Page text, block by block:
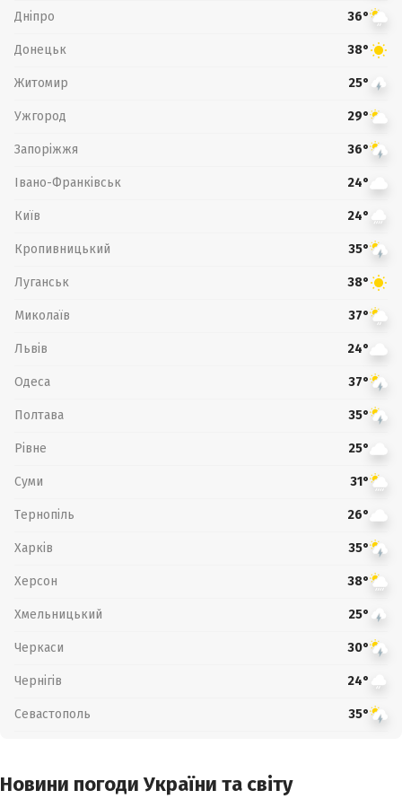
Дніпро 36°
Донецьк 38°
Житомир 25°
Ужгород 29°
Запоріжжя 36°
Івано-Франківськ 24°
Київ 24°
Кропивницький 35°
Луганськ 38°
Миколаїв 37°
Львів 24°
Одеса 37°
Полтава 35°
Рівне 25°
Суми 31°
Тернопіль 26°
Харків 35°
Херсон 38°
Хмельницький 25°
Черкаси 30°
Чернігів 24°
Севастополь 35°
Новини погоди України та світу